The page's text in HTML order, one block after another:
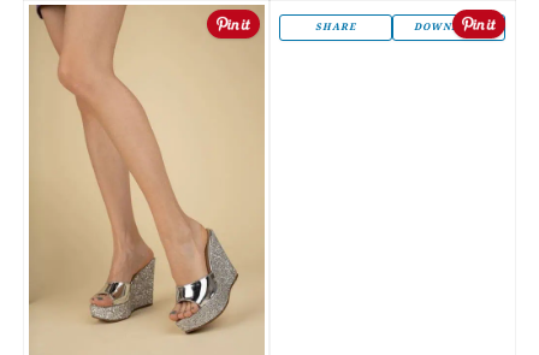
SHARE DOWNLOAD